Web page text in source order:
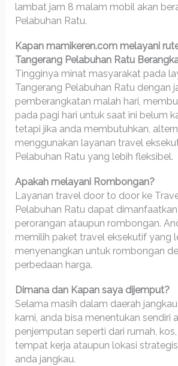
lambat jam 8 malam mobil akan
Pelabuhan Ratu.
Kapan mamikeren.com melayani
Tangerang Pelabuhan Ratu
Tingginya minat masyarakat pada
Tangerang Pelabuhan Ratu dengan
pemberangkatan malah hari,
pada pagi hari untuk saat ini belum
tetapi jika anda membutuhkan,
menggunakan layanan travel
Pelabuhan Ratu yang lebih fleksibel.
Apakah melayani Rombongan?
Layanan travel door to door ke
Pelabuhan Ratu dapat
perorangan ataupun rombongan.
memilih paket travel eksekutif yang
menyenangkan untuk rombongan
perbedaan harga.
Dimana dan Kapan saya dijemput?
Selama masih dalam daerah
kami, anda bisa menentukan sendiri
penjemputan seperti dari rumah,
tempat kerja ataupun lokasi
anda jangkau.